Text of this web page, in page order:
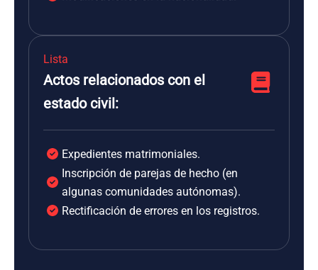
Lista
Actos relacionados con el
estado civil:
Expedientes matrimoniales.
Inscripción de parejas de hecho (en
algunas comunidades autónomas).
Rectificación de errores en los registros.